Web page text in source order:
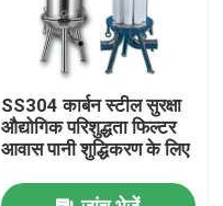
SS304 कार्बन स्टील सुरक्षा
औद्योगिक परिशुद्धता फिल्टर
आवास पानी शुद्धिकरण के लिए